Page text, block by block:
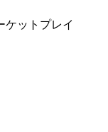
ケットプレイ